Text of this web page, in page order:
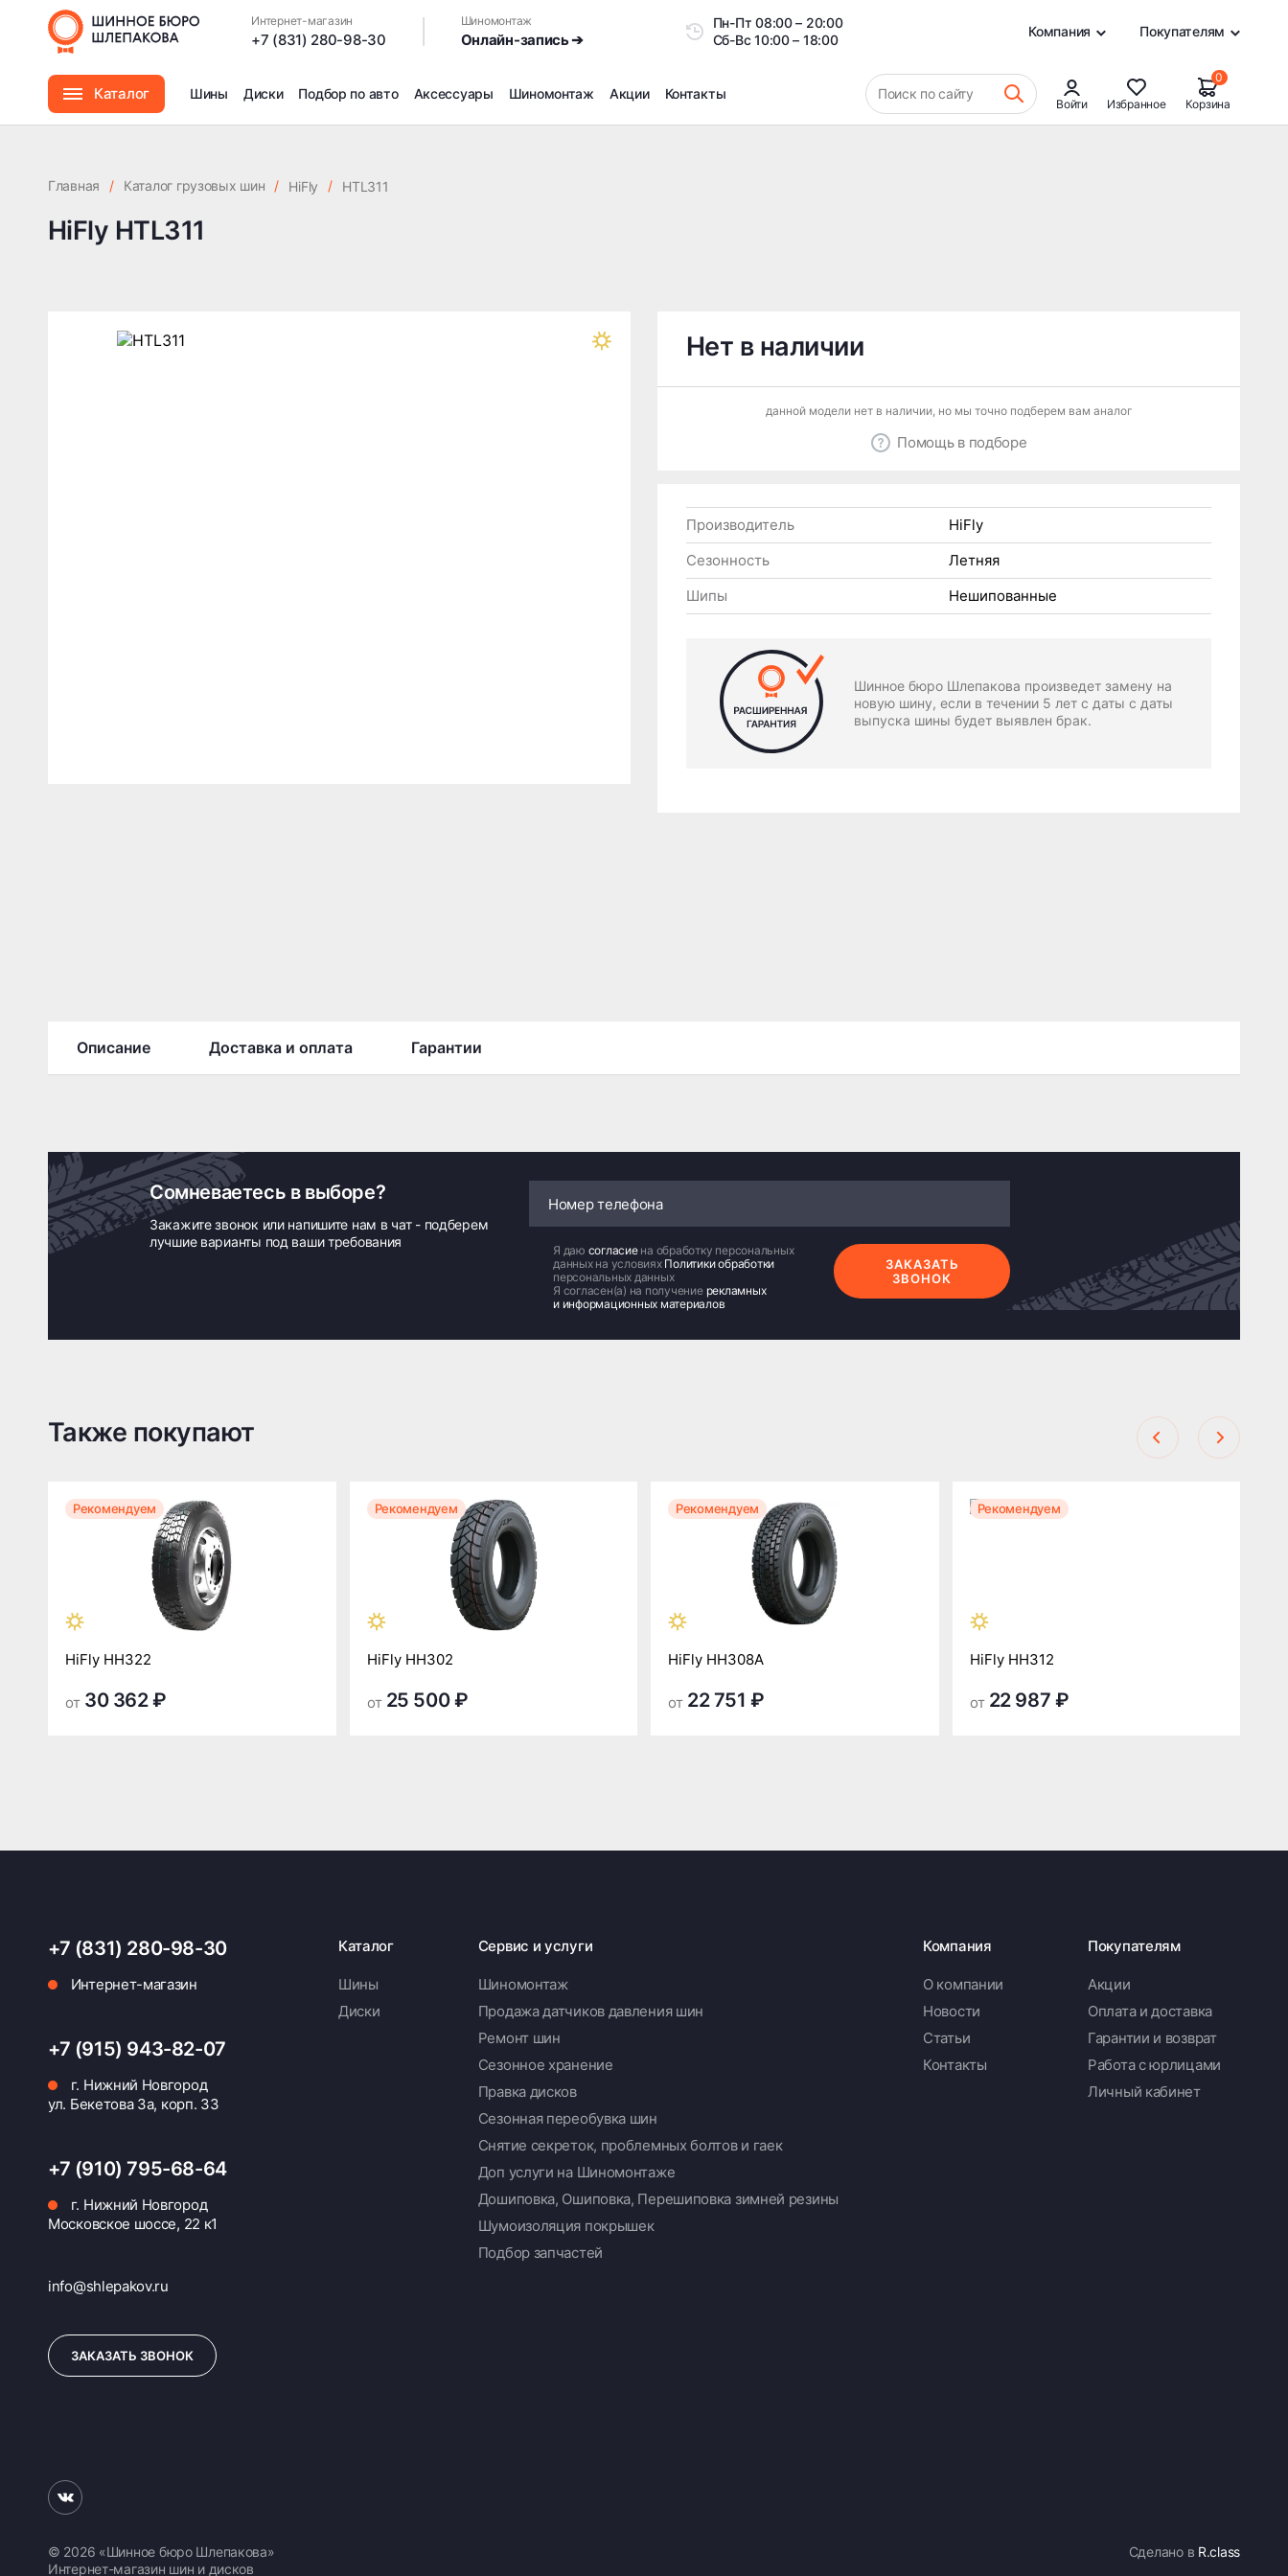
Интернет-магазин
+7 (831) 280-98-30
Шиномонтаж
Онлайн-запись ➔
Пн-Пт08:00 – 20:00
Сб-Вс10:00 – 18:00
Компания Покупателям
Каталог Шины Диски Подбор по авто Аксессуары Шиномонтаж
Доп услуги на Шиномонтаже
Дошиповка, Ошиповка, Перешиповка зимней резины
Акции Контакты Поиск по сайту
Войти Избранное
0
Корзина
Главная / Каталог грузовых шин / HiFly / HTL311
HiFly HTL311
Нет в наличии
данной модели нет в наличии, но мы точно подберем вам аналог
Помощь в подборе
Производитель
HiFly
Сезонность
Летняя
Шипы
Нешипованные
Шинное бюро Шлепакова произведет замену на
новую шину, если в течении 5 лет с даты с даты
выпуска шины будет выявлен брак.
Описание Доставка и оплата Гарантии
Сомневаетесь в выборе?
Закажите звонок или напишите нам в чат - подберем
лучшие варианты под ваши требования
Я даю согласие на обработку персональных
данных на условиях Политики обработки
персональных данных
Я согласен(а) на получение рекламных
и информационных материалов
ЗАКАЗАТЬ
ЗВОНОК
Также покупают
Рекомендуем
HiFly HH322
от 30 362 ₽
Рекомендуем
HiFly HH302
от 25 500 ₽
Рекомендуем
HiFly HH308A
от 22 751 ₽
Рекомендуем
HiFly HH312
от 22 987 ₽
+7 (831) 280-98-30
Интернет-магазин
+7 (915) 943-82-07
г. Нижний Новгород
ул. Бекетова 3а, корп. 33
+7 (910) 795-68-64
г. Нижний Новгород
Московское шоссе, 22 к1
info@shlepakov.ru
ЗАКАЗАТЬ ЗВОНОК
Каталог
Шины
Диски
Сервис и услуги
Шиномонтаж
Продажа датчиков давления шин
Ремонт шин
Сезонное хранение
Правка дисков
Сезонная переобувка шин
Снятие секреток, проблемных болтов и гаек
Доп услуги на Шиномонтаже
Дошиповка, Ошиповка, Перешиповка зимней резины
Шумоизоляция покрышек
Подбор запчастей
Компания
О компании
Новости
Статьи
Контакты
Покупателям
Акции
Оплата и доставка
Гарантии и возврат
Работа с юрлицами
Личный кабинет
© 2026 «Шинное бюро Шлепакова»
Интернет-магазин шин и дисков
Сделано в R.class